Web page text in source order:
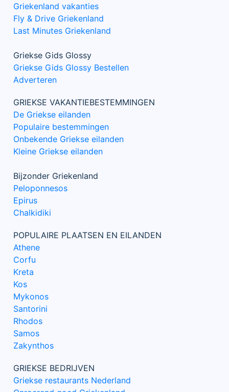
Griekenland vakanties
Fly & Drive Griekenland
Last Minutes Griekenland
Griekse Gids Glossy
Griekse Gids Glossy Bestellen
Adverteren
GRIEKSE VAKANTIEBESTEMMINGEN
De Griekse eilanden
Populaire bestemmingen
Onbekende Griekse eilanden
Kleine Griekse eilanden
Bijzonder Griekenland
Peloponnesos
Epirus
Chalkidiki
POPULAIRE PLAATSEN EN EILANDEN
Athene
Corfu
Kreta
Kos
Mykonos
Santorini
Rhodos
Samos
Zakynthos
GRIEKSE BEDRIJVEN
Griekse restaurants Nederland